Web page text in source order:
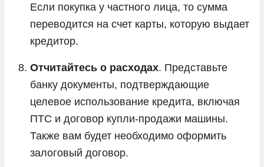
Если покупка у частного лица, то сумма
переводится на счет карты, которую выдает
кредитор.
Отчитайтесь о расходах. Представьте
банку документы, подтверждающие
целевое использование кредита, включая
ПТС и договор купли-продажи машины.
Также вам будет необходимо оформить
залоговый договор.